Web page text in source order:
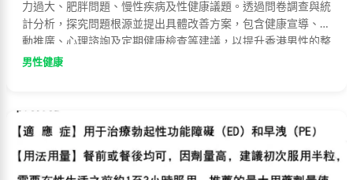
力過大、肥胖問題、慢性疾病及性健康議題。透過問卷調查與統
計分析，探究問題根源並提出具體改善方案，包含健康宣導、運
動推廣、心理諮詢及定期健康檢查等建議，以提升香港男性的整
體健康與生活品質。
男性健康